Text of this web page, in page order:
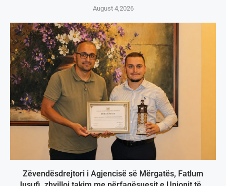
August 4,2026
Zëvendësdrejtori i Agjencisë së Mërgatës, Fatlum